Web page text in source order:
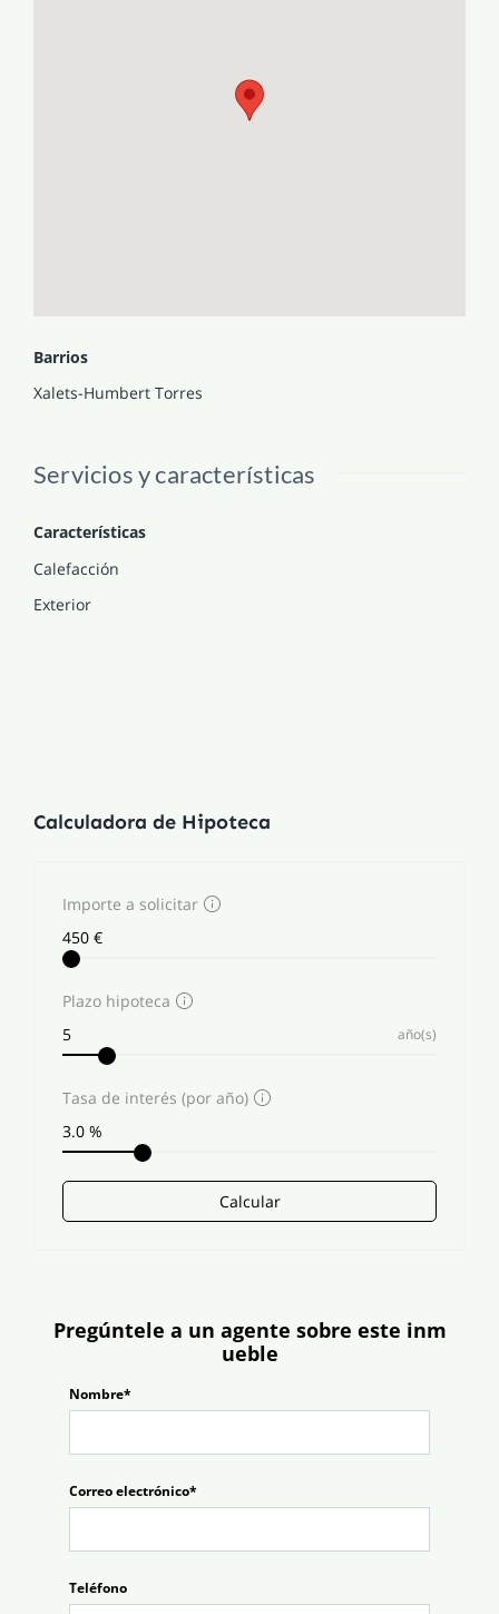
Barrios
Xalets-Humbert Torres
Servicios y características
Características
Calefacción
Exterior
Calculadora de Hipoteca
Importe a solicitar
Plazo hipoteca
año(s)
Tasa de interés (por año)
Calcular
Pregúntele a un agente sobre este inm
ueble
Nombre*
Correo electrónico*
Teléfono